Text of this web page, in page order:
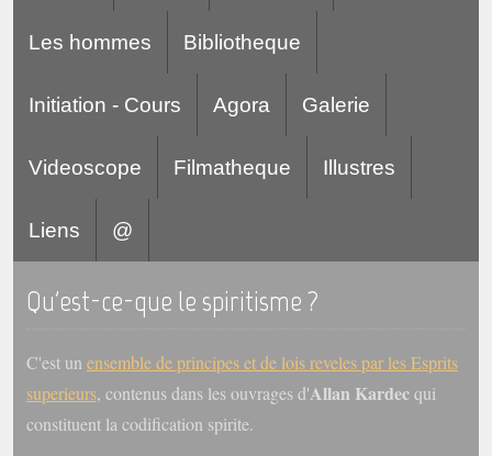
Documents
Bulletins "Le Spiritisme"
Journal trimestriel
Newsletters
trimestrielles
Maximes
Enregistrements
Les hommes Bibliotheque
Initiation - Cours Agora Galerie
Videoscope Filmatheque Illustres
Liens @
Qu'est-ce-que le spiritisme ?
C'est un ensemble de principes et de lois reveles par les Esprits
superieurs, contenus dans les ouvrages d'Allan Kardecqui
constituent la codification spirite.